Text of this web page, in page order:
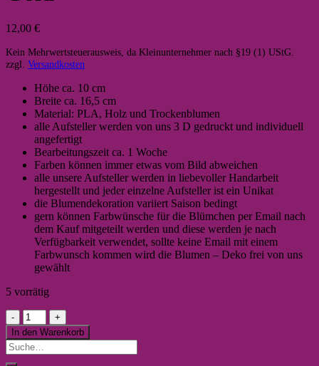
12,00 €
Kein Mehrwertsteuerausweis, da Kleinunternehmer nach §19 (1) UStG.
zzgl. Versandkosten
Höhe ca. 10 cm
Breite ca. 16,5 cm
Material: PLA, Holz und Trockenblumen
alle Aufsteller werden von uns 3 D gedruckt und individuell
angefertigt
Bearbeitungszeit ca. 1 Woche
Farben können immer etwas vom Bild abweichen
alle unsere Aufsteller werden in liebevoller Handarbeit
hergestellt und jeder einzelne Aufsteller ist ein Unikat
die Blumendekoration variiert Saison bedingt
gern können Farbwünsche für die Blümchen per Email nach
dem Kauf mitgeteilt werden und diese werden je nach
Verfügbarkeit verwendet, sollte keine Email mit einem
Farbwunsch kommen wird die Blumen – Deko frei von uns
gewählt
5 vorrätig
Zauberhafter
Handmade
Aufsteller
"Du
In den Warenkorb
Suche
nach: